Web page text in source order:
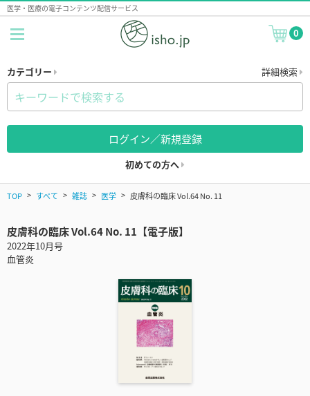
医学・医療の電子コンテンツ配信サービス
0
カテゴリー 詳細検索
ログイン／新規登録
初めての方へ
TOP すべて 雑誌 医学 皮膚科の臨床 Vol.64 No. 11
皮膚科の臨床 Vol.64 No. 11【電子版】
2022年10月号
血管炎